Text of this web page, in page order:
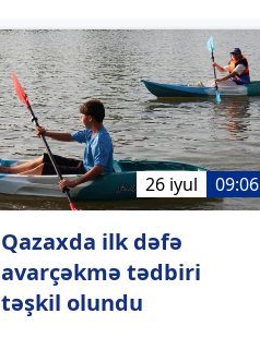
26 iyul 09:06
Qazaxda ilk dəfə
avarçəkmə tədbiri
təşkil olundu